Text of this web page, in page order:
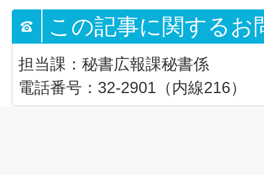
この記事に関するお
担当課：秘書広報課秘書係
電話番号：32-2901（内線216）